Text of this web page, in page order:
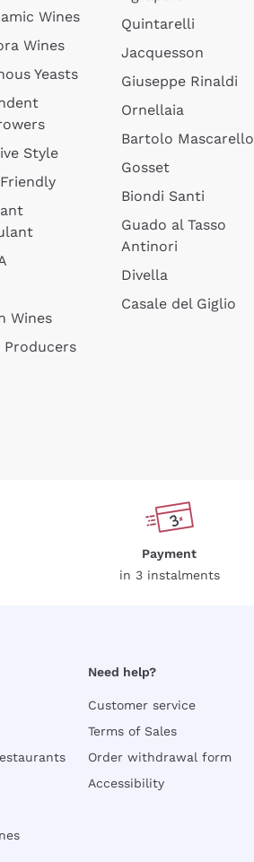
Wines
Wines
Yeasts
Style
Wines
Producers
Quintarelli
Jacquesson
Giuseppe Rinaldi
Ornellaia
Bartolo Mascarello
Gosset
Biondi Santi
Guado al Tasso
Antinori
Divella
Casale del Giglio
Payment
in 3 instalments
Need help?
Customer service
Terms of Sales
Order withdrawal form
Accessibility